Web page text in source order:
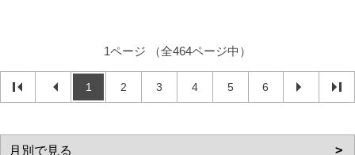
1ページ （全464ページ中）
1 2 3 4 5 6